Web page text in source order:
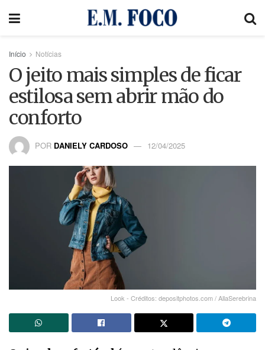
Início Notícias
O jeito mais simples de ficar
estilosa sem abrir mão do
conforto
POR DANIELY CARDOSO 12/04/2025
Look - Créditos: depositphotos.com / AllaSerebrina